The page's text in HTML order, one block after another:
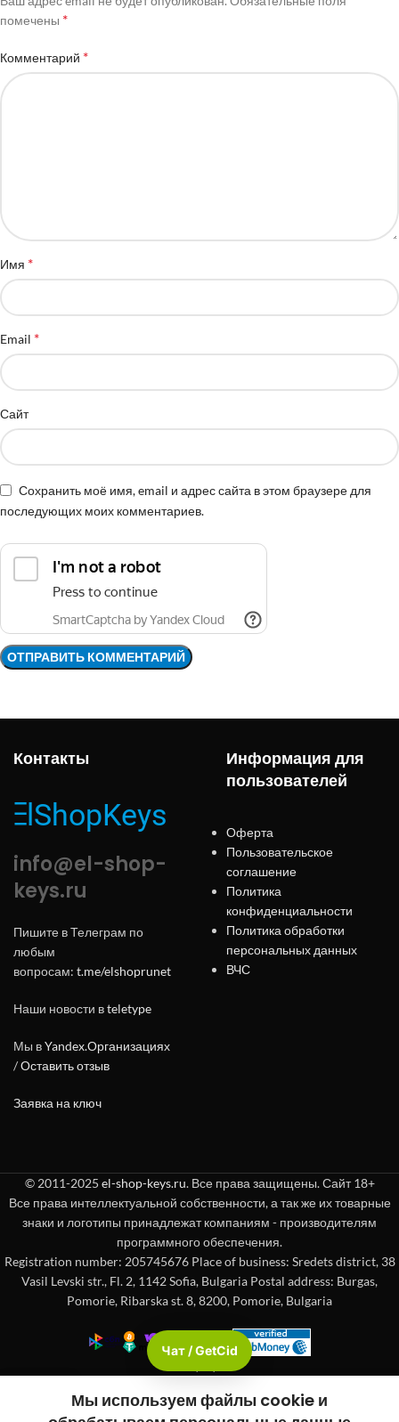
помечены *
Комментарий *
Имя *
Email *
Сайт
Сохранить моё имя, email и адрес сайта в этом браузере для
последующих моих комментариев.
Контакты
info@el-shop-
keys.ru
Пишите в Телеграм по
любым
вопросам: t.me/elshoprunet
Наши новости вteletype
Мы вYandex.Организациях
/Оставить отзыв
Заявка на ключ
Информация для
пользователей
Оферта
Пользовательское
соглашение
Политика
конфиденциальности
Политика обработки
персональных данных
ВЧС
© 2011-2025 el-shop-keys.ru. Все права защищены. Сайт 18+
Все права интеллектуальной собственности, а так же их товарные
знаки и логотипы принадлежат компаниям - производителям
программного обеспечения.
Registration number: 205745676 Place of business: Sredets district, 38
Vasil Levski str., Fl. 2, 1142 Sofia, Bulgaria Postal address: Burgas,
Pomorie, Ribarska st. 8, 8200, Pomorie, Bulgaria
Мы используем файлы cookie и
Чат / GetCid